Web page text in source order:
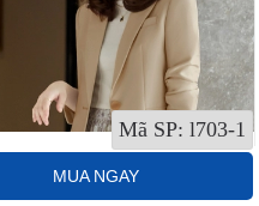
Mã SP: l703-1
Mã G148: Áo khoác blazer màu
trắng nhạtMUA NGAY